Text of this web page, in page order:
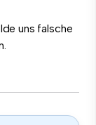
uns falsche